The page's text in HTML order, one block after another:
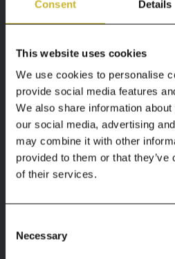
Consent Details
This website uses cookies
We use cookies to personalise
provide social media features
We also share information
our social media, advertising
may combine it with other
provided to them or that
of their services.
Selection
Necessary
Keresés
érdeklődés
+36 1